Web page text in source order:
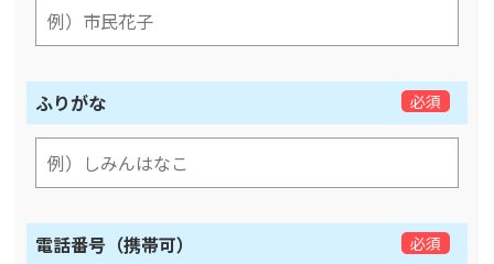
ふりがな 必須
電話番号（携帯可） 必須